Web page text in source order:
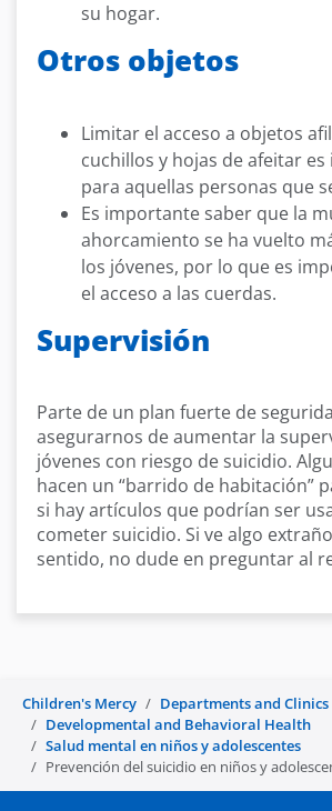
su hogar.
Otros objetos
Limitar el acceso a objetos
cuchillos y hojas de afeitar
para aquellas personas que
Es importante saber que la
ahorcamiento se ha vuelto
los jóvenes, por lo que es
el acceso a las cuerdas.
Supervisión
Parte de un plan fuerte de
asegurarnos de aumentar la
jóvenes con riesgo de suicidio.
hacen un “barrido de habitación”
si hay artículos que podrían ser
cometer suicidio. Si ve algo
sentido, no dude en preguntar al
Children's Mercy
Departments and Clinics
Developmental and Behavioral Health
Salud mental en niños y adolescentes
Prevención del suicidio en niños y